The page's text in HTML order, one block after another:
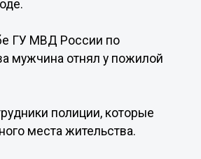
ГУ МВД России по
мужчина отнял у пожилой
полиции, которые
места жительства.